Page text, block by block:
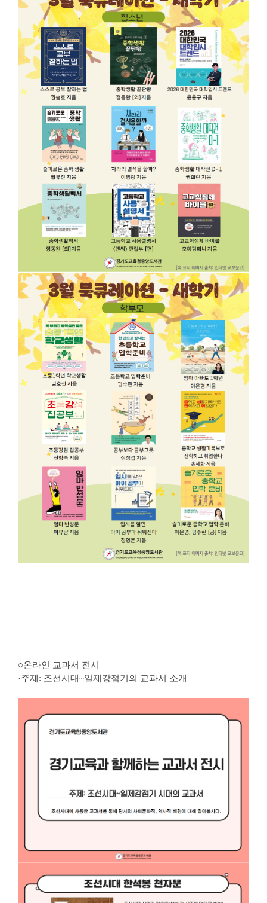
○온라인 교과서 전시
·주제: 조선시대~일제강점기의 교과서 소개